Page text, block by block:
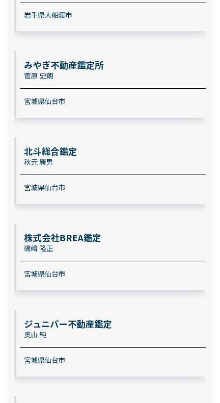
岩手県大船渡市
みやぎ不動産鑑定所
菅原 史朗
宮城県仙台市
北斗総合鑑定
秋元 康男
宮城県仙台市
株式会社BREA鑑定
磯﨑 隆正
宮城県仙台市
ジュニパー不動産鑑定
奧山 純
宮城県仙台市